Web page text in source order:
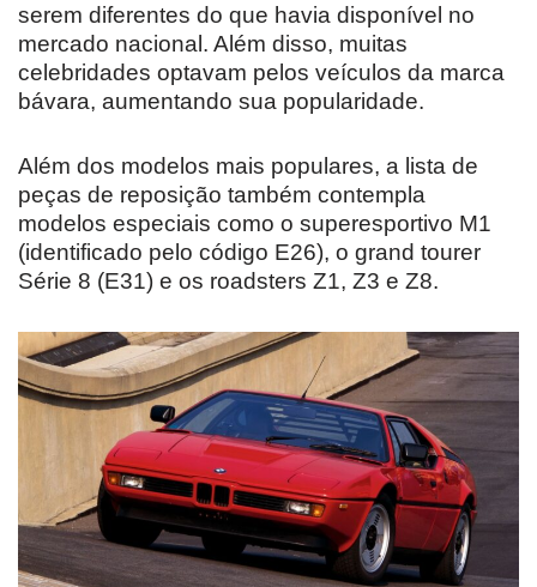
serem diferentes do que havia disponível no
mercado nacional. Além disso, muitas
celebridades optavam pelos veículos da marca
bávara, aumentando sua popularidade.
Além dos modelos mais populares, a lista de
peças de reposição também contempla
modelos especiais como o superesportivo M1
(identificado pelo código E26), o grand tourer
Série 8 (E31) e os roadsters Z1, Z3 e Z8.